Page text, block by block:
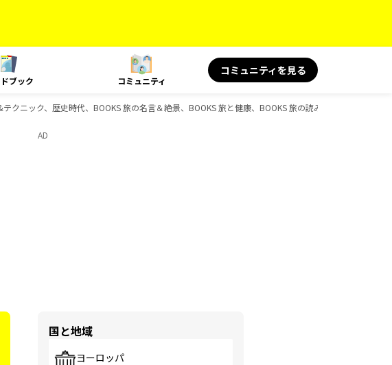
ブック コミュニティ
コミュニティを見る
ニック、歴史時代、BOOKS 旅の名言＆絶景、BOOKS 旅と健康、BOOKS 旅の読み物のガイドブック
AD
国と地域
ヨーロッパ